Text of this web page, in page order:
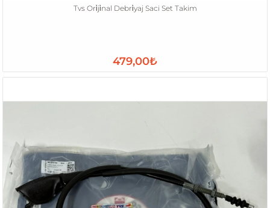
Tvs Ori̇ji̇nal Debri̇yaj Saci Set Takim
479,00₺